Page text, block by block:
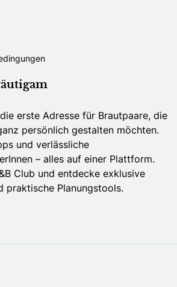
erste Adresse für Brautpaare, die
persönlich gestalten möchten.
und verlässliche
– alles auf einer Plattform.
Club und entdecke exklusive
praktische Planungstools.